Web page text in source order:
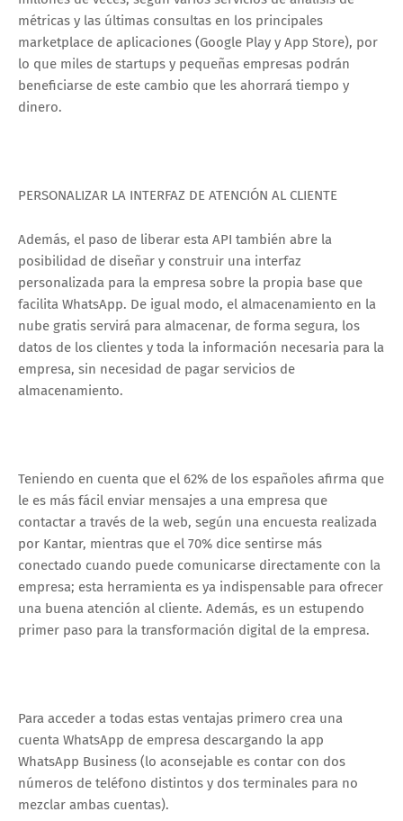
métricas y las últimas consultas en los principales
marketplace de aplicaciones (Google Play y App Store), por
lo que miles de startups y pequeñas empresas podrán
beneficiarse de este cambio que les ahorrará tiempo y
dinero.
PERSONALIZAR LA INTERFAZ DE ATENCIÓN AL CLIENTE
Además, el paso de liberar esta API también abre la
posibilidad de diseñar y construir una interfaz
personalizada para la empresa sobre la propia base que
facilita WhatsApp. De igual modo, el almacenamiento en la
nube gratis servirá para almacenar, de forma segura, los
datos de los clientes y toda la información necesaria para la
empresa, sin necesidad de pagar servicios de
almacenamiento.
Teniendo en cuenta que el 62% de los españoles afirma que
le es más fácil enviar mensajes a una empresa que
contactar a través de la web, según una encuesta realizada
por Kantar, mientras que el 70% dice sentirse más
conectado cuando puede comunicarse directamente con la
empresa; esta herramienta es ya indispensable para ofrecer
una buena atención al cliente. Además, es un estupendo
primer paso para la transformación digital de la empresa.
Para acceder a todas estas ventajas primero crea una
cuenta WhatsApp de empresa descargando la app
WhatsApp Business (lo aconsejable es contar con dos
números de teléfono distintos y dos terminales para no
mezclar ambas cuentas).